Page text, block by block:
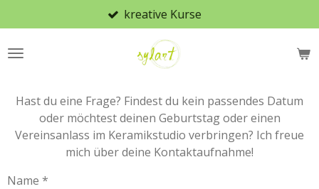
Hauptinhalt
springen
kreative Kurse
Hast du eine Frage? Findest du kein passendes Datum
oder möchtest deinen Geburtstag oder einen
Vereinsanlass im Keramikstudio verbringen? Ich freue
mich über deine Kontaktaufnahme!
Name *